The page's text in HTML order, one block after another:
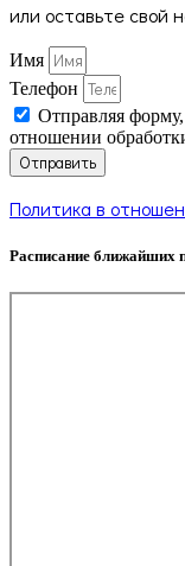
или оставьте свой
Имя
Телефон
Отправляя
отношении
Отправить
Политика в
Расписание ближайших